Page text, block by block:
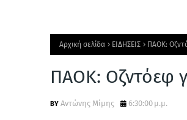
Αρχική σελίδα ΕΙΔΗΣΕΙΣ ΠΑΟΚ:
ΠΑΟΚ: Οζντόεφ
Αντώνης Μίμης 6:30:00 μ.μ.